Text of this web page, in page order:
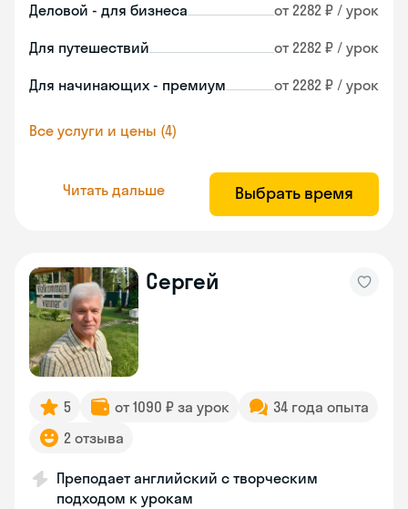
Деловой - для бизнеса от 2282 ₽ / урок
Для путешествий от 2282 ₽ / урок
Для начинающих - премиум от 2282 ₽ / урок
Все услуги и цены (4)
Читать дальше Выбрать время
Сергей
5 от 1090 ₽ за урок
34 года опыта
2 отзыва
Преподает английский с творческим
подходом к урокам